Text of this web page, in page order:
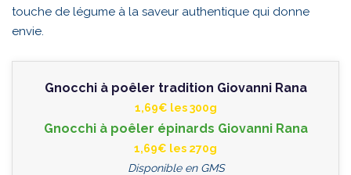
touche de légume à la saveur authentique qui donne
envie.
Gnocchi à poêler tradition Giovanni Rana
1,69€ les 300g
Gnocchi à poêler épinards Giovanni Rana
1,69€ les 270g
Disponible en GMS